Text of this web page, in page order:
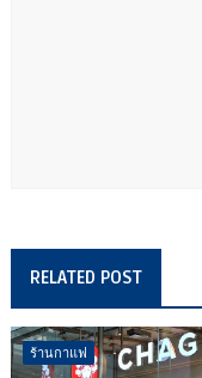
RELATED POST
ร้านกาแฟ